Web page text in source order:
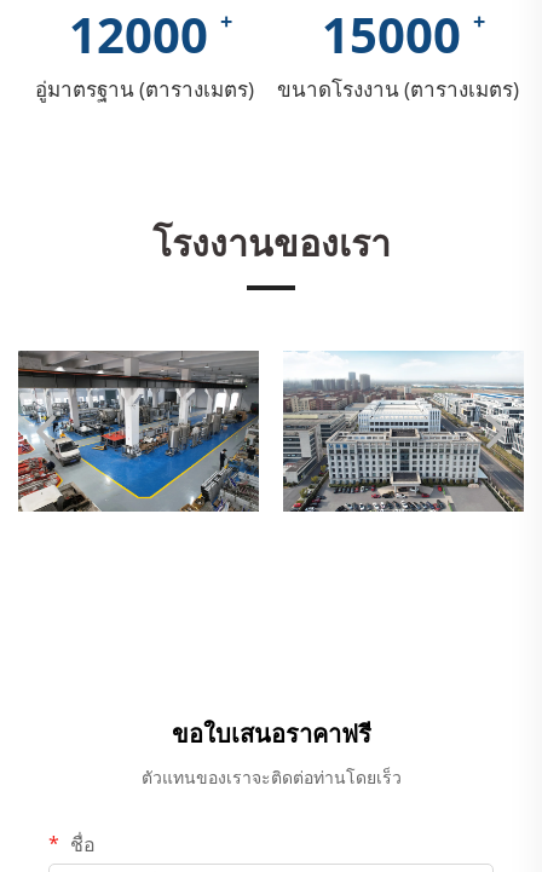
12000
อู่มาตรฐาน (ตารางเมตร)
15000
ขนาดโรงงาน (ตารางเมตร)
โรงงานของเรา
ขอใบเสนอราคาฟรี
ตัวแทนของเราจะติดต่อท่านโดยเร็ว
ชื่อ